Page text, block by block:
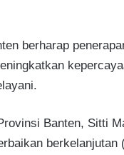
berharap
Banten, Sitti
berkelanjutan